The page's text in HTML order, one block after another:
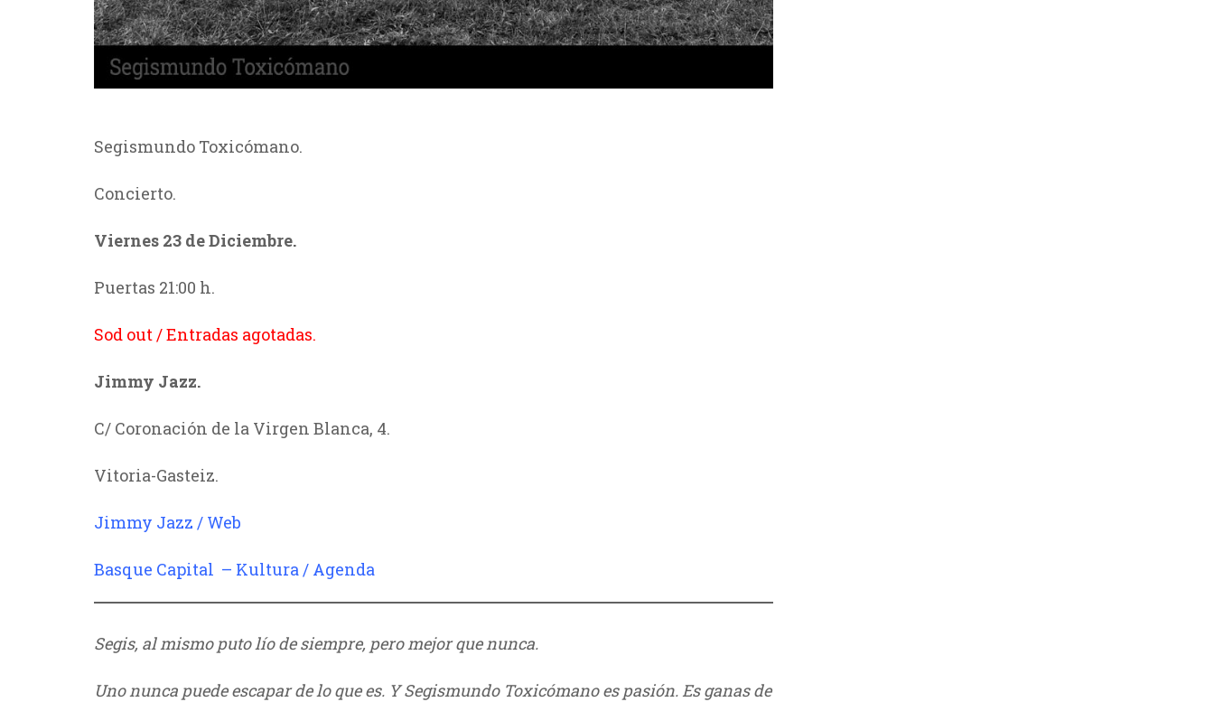
Segismundo Toxicómano.
Concierto.
Viernes 23 de Diciembre.
Puertas 21:00 h.
Sod out / Entradas agotadas.
Jimmy Jazz.
C/ Coronación de la Virgen Blanca, 4.
Vitoria-Gasteiz.
Jimmy Jazz / Web
Basque Capital – Kultura / Agenda
Segis, al mismo puto lío de siempre, pero mejor que nunca.
Uno nunca puede escapar de lo que es. Y Segismundo Toxicómano es pasión. Es ganas de